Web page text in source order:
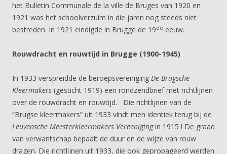
het Bulletin Communale de la ville de Bruges van 1920 en
1921 was het schoolverzuim in die jaren nog steeds niet
bestreden. In 1921 eindigde in Brugge de 19de eeuw.
Rouwdracht en rouwtijd in Brugge (1900-1945)
In 1933 verspreidde de beroepsvereniging De Brugsche
Kleermakers (gesticht 1919) een rondzendbrief met richtlijnen
over de rouwdracht en rouwtijd. Die richtlijnen van de
“Brugse kleermakers” uit 1933 vindt men identiek terug bij de
Leuvensche Meesterkleermakers Vereenigingin 1915 ! De graad
van verwantschap bepaalt de duur en de wijze van rouw
dragen. Die richtlijnen uit 1933, die ook gepropageerd werden